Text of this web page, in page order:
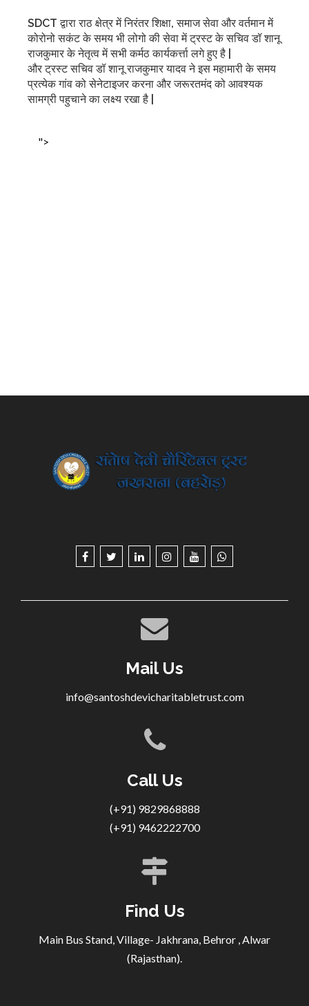
SDCT द्वारा राठ क्षेत्र में निरंतर शिक्षा, समाज सेवा और वर्तमान में
कोरोनो सकंट के समय भी लोगो की सेवा में ट्रस्ट के सचिव डॉ शानू
राजकुमार के नेतृत्व में सभी कर्मठ कार्यकर्त्ता लगे हुए है |
और ट्रस्ट सचिवडॉशानू राजकुमार यादवने इस महामारी के समय
प्रत्येक गांव को सेनेटाइजर करना और जरूरतमंद को आवश्यक
सामग्री पहुचाने का लक्ष्य रखा है |
">
Mail Us
info@santoshdevicharitabletrust.com
Call Us
(+91) 9829868888
(+91) 9462222700
Find Us
Main Bus Stand, Village- Jakhrana, Behror , Alwar
(Rajasthan).